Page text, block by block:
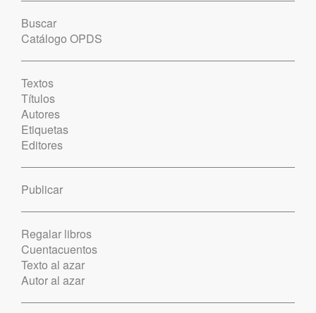
Buscar
Catálogo OPDS
Textos
Títulos
Autores
Etiquetas
Editores
Publicar
Regalar libros
Cuentacuentos
Texto al azar
Autor al azar